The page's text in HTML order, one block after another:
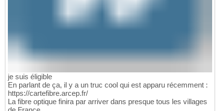
je suis éligible
En parlant de ça, il y a un truc cool qui est apparu récemment :
https://cartefibre.arcep.fr/
La fibre optique finira par arriver dans presque tous les villages